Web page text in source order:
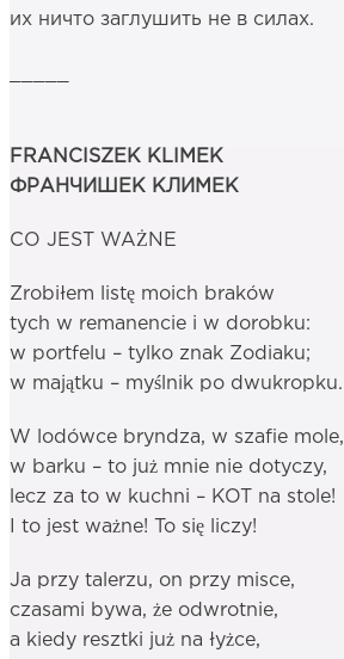
их ничто заглушить не в силах.
FRANCISZEK KLIMEK
ФРАНЧИШЕК КЛИМЕК
CO JEST WAŻNE
Zrobiłem listę moich braków
tych w remanencie i w dorobku:
w portfelu – tylko znak Zodiaku;
w majątku – myślnik po dwukropku.
W lodówce bryndza, w szafie mole,
w barku – to już mnie nie dotyczy,
lecz za to w kuchni – KOT na stole!
I to jest ważne! To się liczy!
Ja przy talerzu, on przy misce,
czasami bywa, że odwrotnie,
a kiedy resztki już na łyżce,